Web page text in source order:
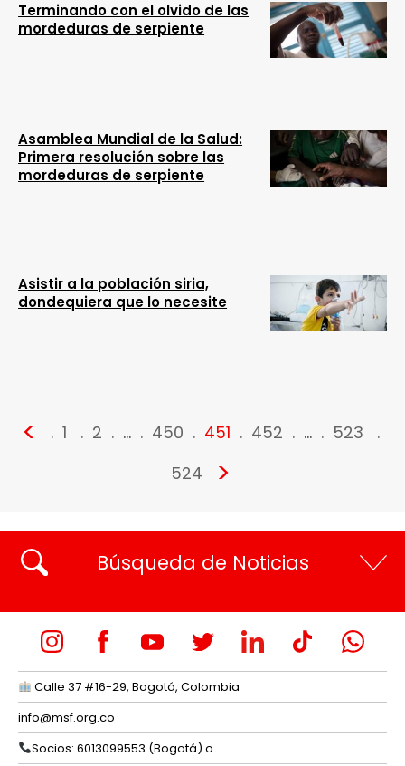
Terminando con el olvido de las
mordeduras de serpiente
Asamblea Mundial de la Salud:
Primera resolución sobre las
mordeduras de serpiente
Asistir a la población siria,
dondequiera que lo necesite
< 1 2 … 450 451 452 …
523
524
>
Búsqueda de Noticias
Calle 37 #16-29, Bogotá, Colombia
info@msf.org.co
Socios: 6013099553 (Bogotá) o